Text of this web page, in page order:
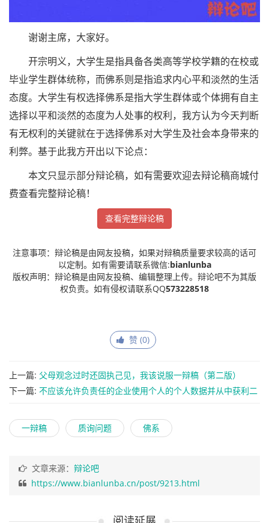
谢谢主席，大家好。
开宗明义，大学生是指具备各类高等学校学籍的在校或
毕业学生群体统称，而佛系则是指追求内心平和淡然的生活
态度。大学生有权选择佛系是指大学生群体或个体拥有自主
选择以平和淡然的态度为人处事的权利，我方认为今天判断
有无权利的关键就在于选择佛系对大学生及社会本身带来的
利弊。基于此我方开出以下论点：
本文只显示部分辩论稿，如有需要欢迎去辩论稿商城付
费查看完整辩论稿！
查看完整辩论稿
注意事项：辩论稿是由网友投稿，如果对辩稿质量要求较高的话可
以定制。如有需要请联系微信:bianlunba
版权声明：辩论稿是由网友投稿、编辑整理上传。辩论吧不为其版
权负责。如有侵权请联系QQ573228518
赞 (0)
上一篇: 父母观念过时还固执己见，我该说服一辩稿（第二版）
下一篇: 不应该允许负责任的企业使用个人的个人数据并从中获利二
一辩稿 质询问题 佛系
文章来源： 辩论吧
https://www.bianlunba.cn/post/9213.html